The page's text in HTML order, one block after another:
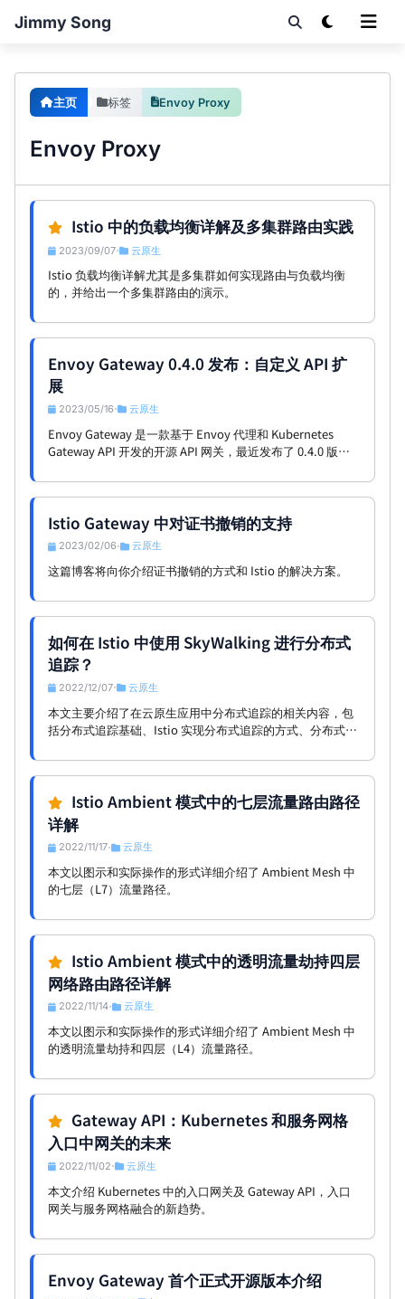
Jimmy Song
主页 标签 Envoy Proxy
Envoy Proxy
Istio 中的负载均衡详解及多集群路由实践
2023/09/07• 云原生
Istio 负载均衡详解尤其是多集群如何实现路由与负载均衡
的，并给出一个多集群路由的演示。
Envoy Gateway 0.4.0 发布：自定义 API 扩
展
2023/05/16 • 云原生
Envoy Gateway 是一款基于 Envoy 代理和 Kubernetes
Gateway API 开发的开源 API 网关，最近发布了 0.4.0 版
供更多的用例。在本文中，我们将讨论此版本中可用的新自
定义选项及其对用户的重要性。
Istio Gateway 中对证书撤销的支持
2023/02/06 • 云原生
这篇博客将向你介绍证书撤销的方式和 Istio 的解决方案。
如何在 Istio 中使用 SkyWalking 进行分布式
追踪？
2022/12/07• 云原生
本文主要介绍了在云原生应用中分布式追踪的相关内容，包
括分布式追踪基础、Istio 实现分布式追踪的方式、分布式追
及总结和参考。
Istio Ambient 模式中的七层流量路由路径
详解
2022/11/17• 云原生
本文以图示和实际操作的形式详细介绍了 Ambient Mesh 中
的七层（L7）流量路径。
Istio Ambient 模式中的透明流量劫持四层
网络路由路径详解
2022/11/14• 云原生
本文以图示和实际操作的形式详细介绍了 Ambient Mesh 中
的透明流量劫持和四层（L4）流量路径。
Gateway API：Kubernetes 和服务网格
入口中网关的未来
2022/11/02 • 云原生
本文介绍 Kubernetes 中的入口网关及 Gateway API，入口
网关与服务网格融合的新趋势。
Envoy Gateway 首个正式开源版本介绍